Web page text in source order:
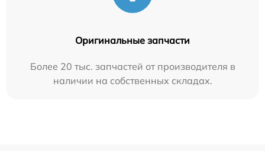
Оригинальные запчасти
Более 20 тыс. запчастей от производителя в
наличии на собственных складах.